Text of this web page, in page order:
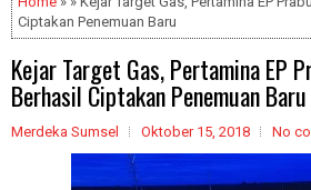
Ciptakan Penemuan Baru
Kejar Target Gas, Pertamina EP
Berhasil Ciptakan Penemuan Baru
Merdeka Sumsel Oktober 15, 2018 No